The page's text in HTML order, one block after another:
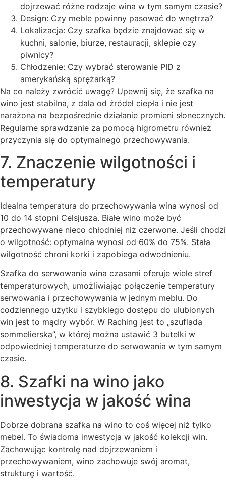
dojrzewać różne rodzaje wina w tym samym czasie?
Design: Czy meble powinny pasować do wnętrza?
Lokalizacja: Czy szafka będzie znajdować się w
kuchni, salonie, biurze, restauracji, sklepie czy
piwnicy?
Chłodzenie: Czy wybrać sterowanie PID z
amerykańską sprężarką?
Na co należy zwrócić uwagę? Upewnij się, że szafka na
wino jest stabilna, z dala od źródeł ciepła i nie jest
narażona na bezpośrednie działanie promieni słonecznych.
Regularne sprawdzanie za pomocą higrometru również
przyczynia się do optymalnego przechowywania.
7. Znaczenie wilgotności i
temperatury
Idealna temperatura do przechowywania wina wynosi od
10 do 14 stopni Celsjusza. Białe wino może być
przechowywane nieco chłodniej niż czerwone. Jeśli chodzi
o wilgotność: optymalna wynosi od 60% do 75%. Stała
wilgotność chroni korki i zapobiega odwodnieniu.
Szafka do serwowania wina czasami oferuje wiele stref
temperaturowych, umożliwiając połączenie temperatury
serwowania i przechowywania w jednym meblu. Do
codziennego użytku i szybkiego dostępu do ulubionych
win jest to mądry wybór. W Raching jest to „szuflada
sommelierska”, w której można ustawić 3 butelki w
odpowiedniej temperaturze do serwowania w tym samym
czasie.
8. Szafki na wino jako
inwestycja w jakość wina
Dobrze dobrana szafka na wino to coś więcej niż tylko
mebel. To świadoma inwestycja w jakość kolekcji win.
Zachowując kontrolę nad dojrzewaniem i
przechowywaniem, wino zachowuje swój aromat,
strukturę i wartość.